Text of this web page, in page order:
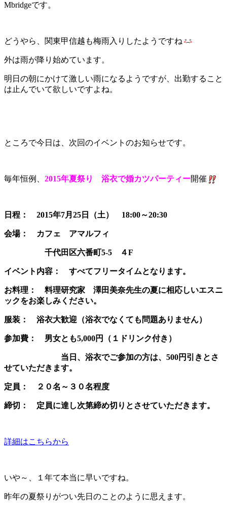
Mbridgeです。
どうやら、関東甲信越も梅雨入りしたようですね
外は雨が降り始めています。
明日の朝にかけて激しい雨になるようですが、出勤すること
は止んでいて欲しいですよね。
ところで今日は、次回のイベントのお知らせです。
毎年恒例、 2015年夏祭り 浴衣で婚カツパーティー開催
日程： 2015年7月25日（土） 18:00～20:30
会場： カフェ アマルフィ
千代田区六番町5-5 ４F
イベント内容： すべてフリータイムとなります。
お料理： 料理研究家 澤田美奈先生の夏に相応しいエスニ
ックをお楽しみください。
服装： 浴衣大歓迎（浴衣でなくても問題ありません）
参加費： 男女とも5,000円（１ドリンク付き）
当日、浴衣でご参加の方は、500円引きとさ
せていただきます。
定員： ２０名～３０名程度
締切： 定員に達し次第締め切りとさせていただきます。
詳細はこちらから
いや～、１年て本当に早いですね。
昨年の夏祭りがつい先日のことのように思えます。